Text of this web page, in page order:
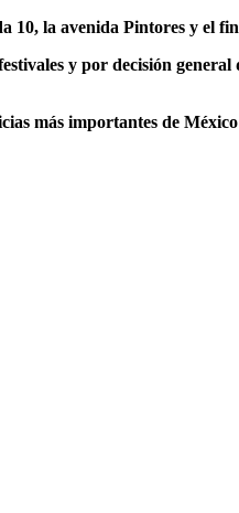
10, la avenida Pintores y el
y por decisión
más importantes de